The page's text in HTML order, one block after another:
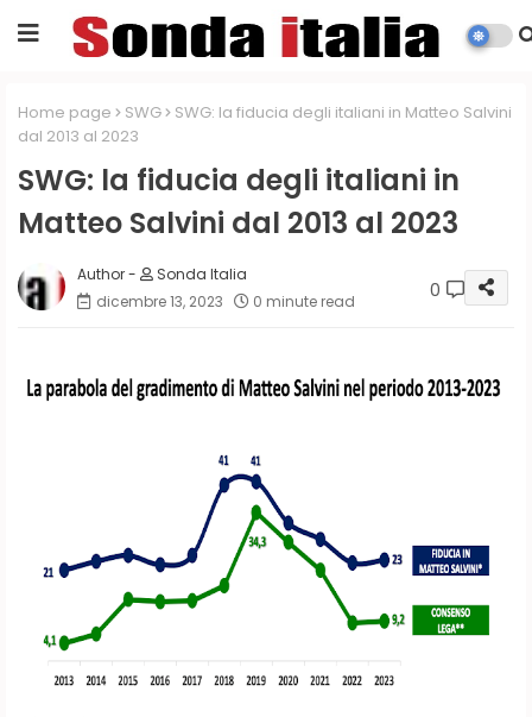
Home page SWG
SWG: la fiducia degli italiani in Matteo Salvini
dal 2013 al 2023
SWG: la fiducia degli italiani in
Matteo Salvini dal 2013 al 2023
Sonda Italia
dicembre 13, 2023
0 minute read 0